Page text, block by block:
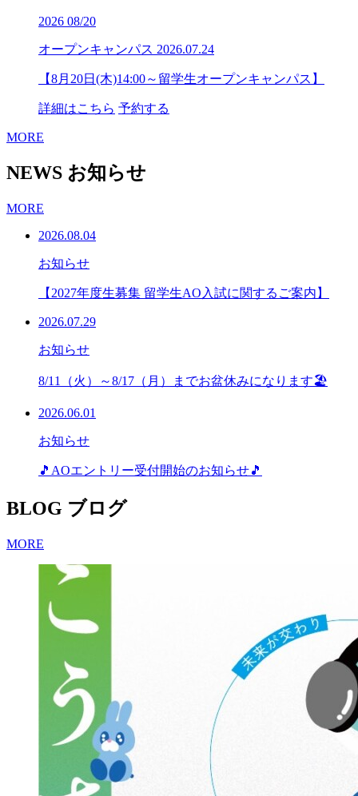
2026 08/20
オープンキャンパス 2026.07.24
【8月20日(木)14:00～留学生オープンキャンパス】
詳細はこちら 予約する
MORE
NEWS お知らせ
MORE
2026.08.04
お知らせ
【2027年度生募集 留学生AO入試に関するご案内】
2026.07.29
お知らせ
8/11（火）～8/17（月）までお盆休みになります🏖
2026.06.01
お知らせ
🎵AOエントリー受付開始のお知らせ🎵
BLOG ブログ
MORE